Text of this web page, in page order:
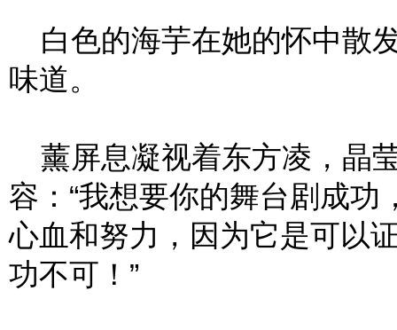
白色的海芋在她的怀中散
味道。
薰屏息凝视着东方凌，晶
容：“我想要你的舞台剧成
心血和努力，因为它是可以
功不可！”